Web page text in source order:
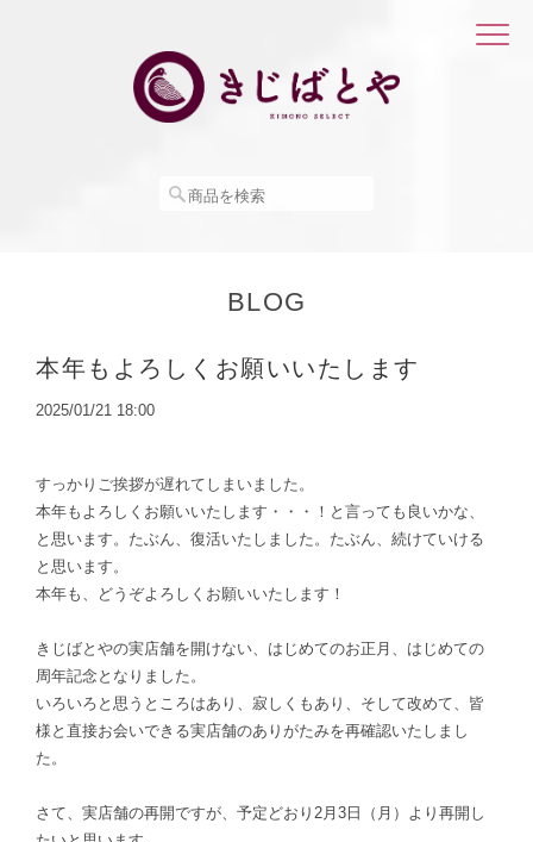
BLOG
本年もよろしくお願いいたします
2025/01/21 18:00
すっかりご挨拶が遅れてしまいました。
本年もよろしくお願いいたします・・・！と言っても良いかな、
と思います。たぶん、復活いたしました。たぶん、続けていける
と思います。
本年も、どうぞよろしくお願いいたします！
きじばとやの実店舗を開けない、はじめてのお正月、はじめての
周年記念となりました。
いろいろと思うところはあり、寂しくもあり、そして改めて、皆
様と直接お会いできる実店舗のありがたみを再確認いたしまし
た。
さて、実店舗の再開ですが、予定どおり2月3日（月）より再開し